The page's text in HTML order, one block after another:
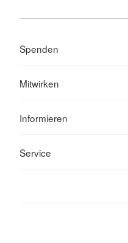
Spenden
Mitwirken
Informieren
Service